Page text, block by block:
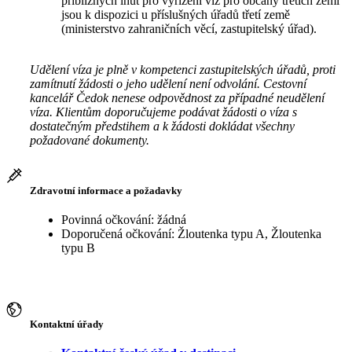
jsou k dispozici u příslušných úřadů třetí země
(ministerstvo zahraničních věcí, zastupitelský úřad).
Udělení víza je plně v kompetenci zastupitelských úřadů, proti
zamítnutí žádosti o jeho udělení není odvolání. Cestovní
kancelář Čedok nenese odpovědnost za případné neudělení
víza. Klientům doporučujeme podávat žádosti o víza s
dostatečným předstihem a k žádosti dokládat všechny
požadované dokumenty.
Zdravotní informace a požadavky
Povinná očkování: žádná
Doporučená očkování: Žloutenka typu A, Žloutenka
typu B
Kontaktní úřady